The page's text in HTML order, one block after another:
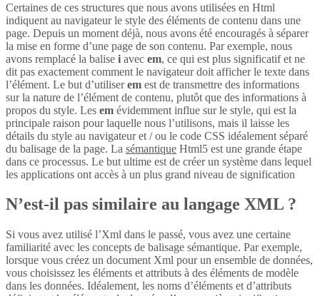
Certaines de ces structures que nous avons utilisées en Html
indiquent au navigateur le style des éléments de contenu dans une
page. Depuis un moment déjà, nous avons été encouragés à séparer
la mise en forme d’une page de son contenu. Par exemple, nous
avons remplacé la balise i avec em, ce qui est plus significatif et ne
dit pas exactement comment le navigateur doit afficher le texte dans
l’élément. Le but d’utiliserem est de transmettre des informations
sur la nature de l’élément de contenu, plutôt que des informations à
propos du style. Les em évidemment influe sur le style, qui est la
principale raison pour laquelle nous l’utilisons, mais il laisse les
détails du style au navigateur et / ou le code CSS idéalement séparé
du balisage de la page. La sémantique Html5 est une grande étape
dans ce processus. Le but ultime est de créer un système dans lequel
les applications ont accès à un plus grand niveau de signification
N’est-il pas similaire au langage XML ?
Si vous avez utilisé l’Xml dans le passé, vous avez une certaine
familiarité avec les concepts de balisage sémantique. Par exemple,
lorsque vous créez un document Xml pour un ensemble de données,
vous choisissez les éléments et attributs à des éléments de modèle
dans les données. Idéalement, les noms d’éléments et d’attributs